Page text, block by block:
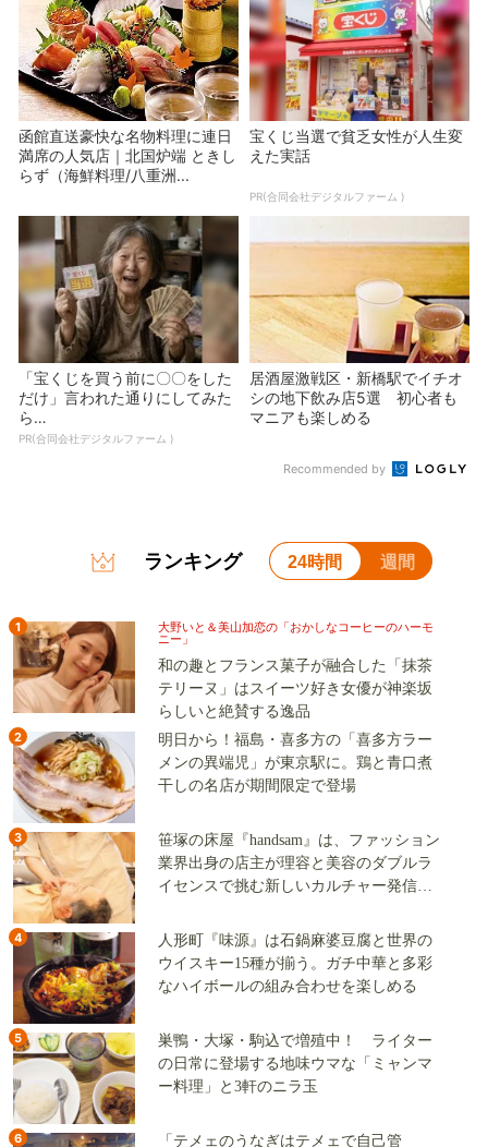
函館直送豪快な名物料理に連日
満席の人気店｜北国炉端 ときし
らず（海鮮料理/八重洲...
宝くじ当選で貧乏女性が人生変
えた実話
PR(合同会社デジタルファーム )
「宝くじを買う前に〇〇をした
だけ」言われた通りにしてみた
ら…
PR(合同会社デジタルファーム )
居酒屋激戦区・新橋駅でイチオ
シの地下飲み店5選 初心者も
マニアも楽しめる
Recommended by
ランキング 24時間 週間
1
大野いと＆美山加恋の「おかしなコーヒーのハーモ
ニー」
和の趣とフランス菓子が融合した「抹茶
テリーヌ」はスイーツ好き女優が神楽坂
らしいと絶賛する逸品
2
明日から！福島・喜多方の「喜多方ラー
メンの異端児」が東京駅に。鶏と青口煮
干しの名店が期間限定で登場
3
笹塚の床屋『handsam』は、ファッション
業界出身の店主が理容と美容のダブルラ
イセンスで挑む新しいカルチャー発信基
4
人形町『味源』は石鍋麻婆豆腐と世界の
ウイスキー15種が揃う。ガチ中華と多彩
なハイボールの組み合わせを楽しめる
5
巣鴨・大塚・駒込で増殖中！ ライター
の日常に登場する地味ウマな「ミャンマ
ー料理」と3軒のニラ玉
6 「テメェのうなぎはテメェで自己管